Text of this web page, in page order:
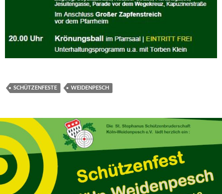
SCHÜTZENFESTE WEIDENPESCH